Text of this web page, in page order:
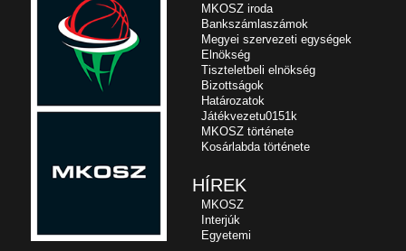
MKOSZ iroda
Bankszámlaszámok
Megyei szervezeti egységek
Elnökség
Tiszteletbeli elnökség
Bizottságok
Határozatok
Játékvezetu0151k
MKOSZ története
Kosárlabda története
HÍREK
MKOSZ
Interjúk
Egyetemi